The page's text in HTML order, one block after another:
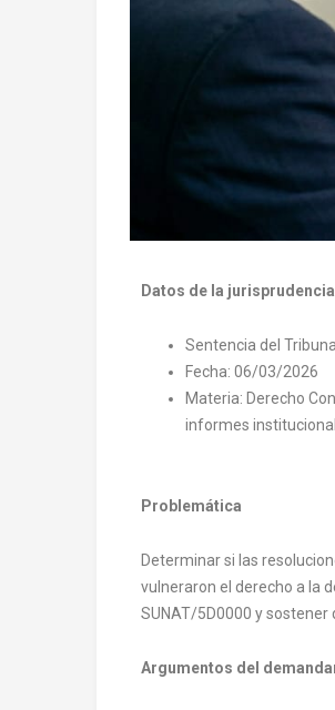
Datos de la jurisprudencia
Sentencia del
Fecha: 06/03/2026
Materia: Derecho
informes
Problemática
Determinar si las
vulneraron el derecho a la
SUNAT/5D0000 y
Argumentos del